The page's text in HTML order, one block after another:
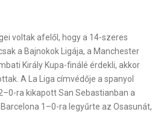
voltak afelől, hogy a 14-szeres
a Bajnokok Ligája, a Manchester
Király Kupa-finálé érdekli, akkor
A La Liga címvédője a spanyol
ra kikapott San Sebastianban a
1–0-ra legyűrte az Osasunát,